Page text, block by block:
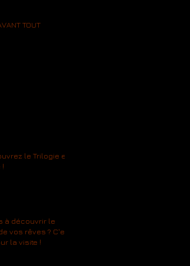
TOUT
le Trilogie en
à découvrir le
vos rêves ? C'est
la visite !